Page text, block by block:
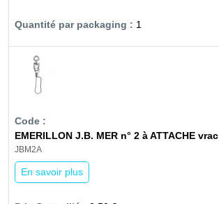
1
EMERILLON J.B. MER n° 2 à ATTACHE vrac
JBM2A
En savoir plus